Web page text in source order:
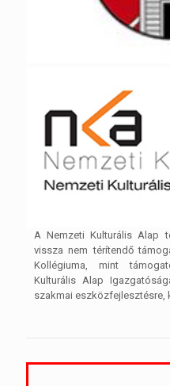
A Nemzeti Kulturális Alap
vissza nem térítendő
Kollégiuma, mint
Kulturális Alap
szakmai eszközfejlesztésre,